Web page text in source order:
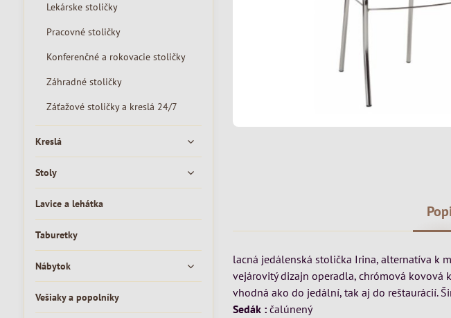
lacná jedálenská stolička Irina, alternatíva k
vejárovitý dizajn operadla, chrómová kovová
vhodná ako do jedální, tak aj do reštaurácií.
Sedák :čalúnený
Lekárske stoličky
Pracovné stoličky
Konferenčné a rokovacie stoličky
Záhradné stoličky
Záťažové stoličky a kreslá 24/7
Kreslá
Stoly
Lavice a lehátka
Taburetky
Nábytok
Vešiaky a popolníky